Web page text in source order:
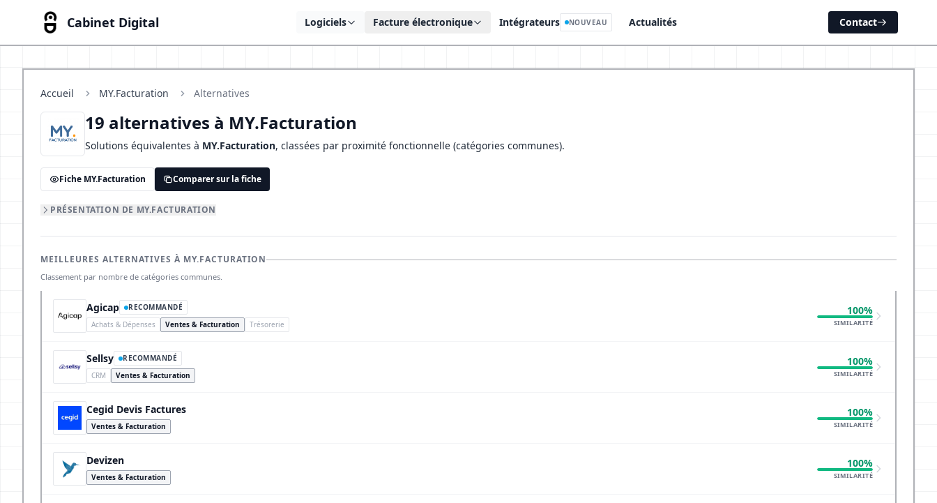
Cabinet Digital Logiciels Facture électronique Intégrateurs NOUVEAU Actualités Contact
Accueil MY.Facturation Alternatives
19 alternatives à MY.Facturation
Solutions équivalentes à MY.Facturation, classées par proximité fonctionnelle (catégories communes).
Fiche MY.Facturation Comparer sur la fiche
PRÉSENTATION DE MY.FACTURATION
MEILLEURES ALTERNATIVES À MY.FACTURATION
Classement par nombre de catégories communes.
Agicap
RECOMMANDÉ
Achats & Dépenses
Ventes & Facturation Trésorerie
100%
SIMILARITÉ
Sellsy
RECOMMANDÉ
CRM
Ventes & Facturation
100%
SIMILARITÉ
Cegid Devis Factures
Ventes & Facturation
100%
SIMILARITÉ
Devizen
Ventes & Facturation
100%
SIMILARITÉ